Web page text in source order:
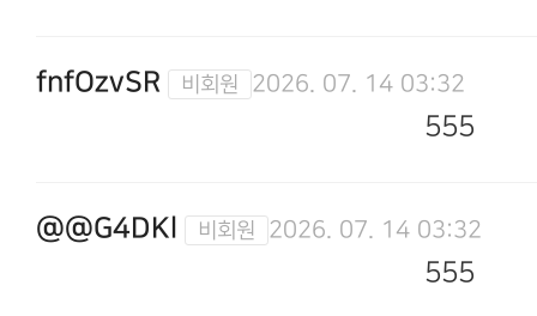
fnfOzvSR 2026. 07. 14 03:32
555
@@G4DKl 2026. 07. 14 03:32
555